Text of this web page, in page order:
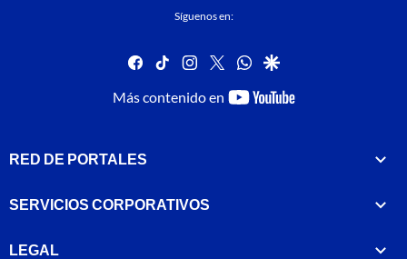
Síguenos en:
facebook
tiktok instagram
twitterwhatsapp
google
Más contenido en
youtube-
RED DE PORTALES
SERVICIOS CORPORATIVOS
LEGAL